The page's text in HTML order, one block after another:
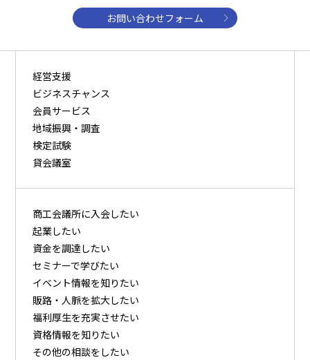
お問い合わせフォーム
経営支援
ビジネスチャンス
会員サービス
地域振興・調査
検定試験
貸会議室
商⼯会議所に⼊会したい
起業したい
資⾦を調達したい
セミナーで学びたい
イベント情報を知りたい
販路・⼈脈を拡⼤したい
福利厚⽣を充実させたい
資格情報を知りたい
その他の相談をしたい